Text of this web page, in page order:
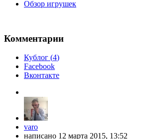
Обзор игрушек
Комментарии
Кублог (4)
Facebook
Вконтакте
varo
написано 12 марта 2015, 13:52